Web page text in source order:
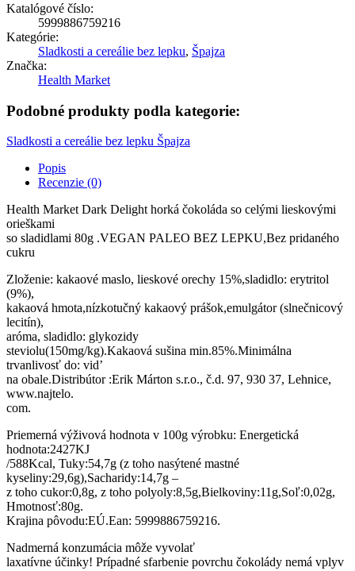
Katalógové číslo:
5999886759216
Kategórie:
Sladkosti a cereálie bez lepku, Špajza
Značka:
Health Market
Podobné produkty podla kategorie:
Sladkosti a cereálie bez lepku Špajza
Popis
Recenzie (0)
Health Market Dark Delight horká čokoláda so celými lieskovými
orieškami
so sladidlami 80g .VEGAN PALEO BEZ LEPKU,Bez pridaného
cukru
Zloženie: kakaové maslo, lieskové orechy 15%,sladidlo: erytritol
(9%),
kakaová hmota,nízkotučný kakaový prášok,emulgátor (slnečnicový
lecitín),
aróma, sladidlo: glykozidy
steviolu(150mg/kg).Kakaová sušina min.85%.Minimálna
trvanlivosť do: vid’
na obale.Distribútor :Erik Márton s.r.o., č.d. 97, 930 37, Lehnice,
www.najtelo.
com.
Priemerná výživová hodnota v 100g výrobku: Energetická
hodnota:2427KJ
/588Kcal, Tuky:54,7g (z toho nasýtené mastné
kyseliny:29,6g),Sacharidy:14,7g –
z toho cukor:0,8g, z toho polyoly:8,5g,Bielkoviny:11g,Soľ:0,02g,
Hmotnosť:80g.
Krajina pôvodu:EÚ.Ean: 5999886759216.
Nadmerná konzumácia môže vyvolať
laxatívne účinky! Prípadné sfarbenie povrchu čokolády nemá vplyv